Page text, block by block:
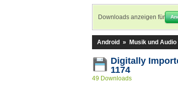
Downloads anzeigen für
Android » Musik und Audio
Digitally
1174
49 Downloads